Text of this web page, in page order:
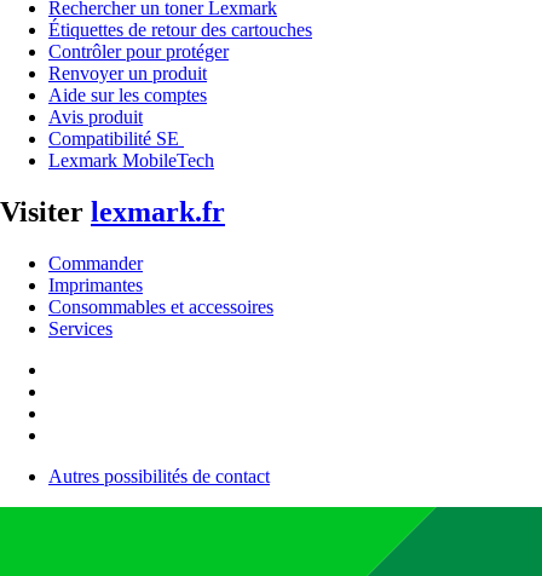
Rechercher un toner Lexmark
Étiquettes de retour des cartouches
Contrôler pour protéger
Renvoyer un produit
Aide sur les comptes
Avis produit
Compatibilité SE
Lexmark MobileTech
Visiter lexmark.fr
Commander
Imprimantes
Consommables et accessoires
Services
Autres possibilités de contact